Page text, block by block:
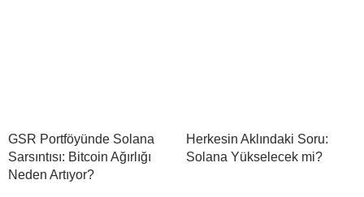
GSR Portföyünde Solana
Sarsıntısı: Bitcoin Ağırlığı
Neden Artıyor?
Herkesin Aklındaki Soru:
Solana Yükselecek mi?